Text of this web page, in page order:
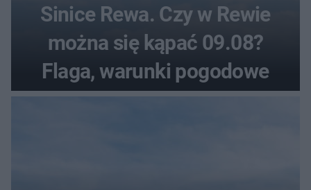
Sinice Rewa. Czy w Rewie
można się kąpać 09.08?
Flaga, warunki pogodowe